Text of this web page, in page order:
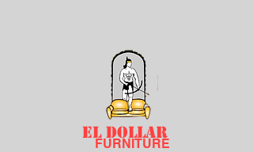
EL DOLLAR
FURNITURE